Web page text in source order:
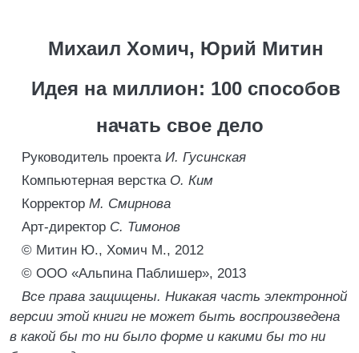
Михаил Хомич, Юрий Митин
Идея на миллион: 100 способов
начать свое дело
Руководитель проекта И. Гусинская
Компьютерная верстка О. Ким
Корректор М. Смирнова
Арт-директор С. Тимонов
© Митин Ю., Хомич М., 2012
© ООО «Альпина Паблишер», 2013
Все права защищены. Никакая часть электронной
версии этой книги не может быть воспроизведена
в какой бы то ни было форме и какими бы то ни